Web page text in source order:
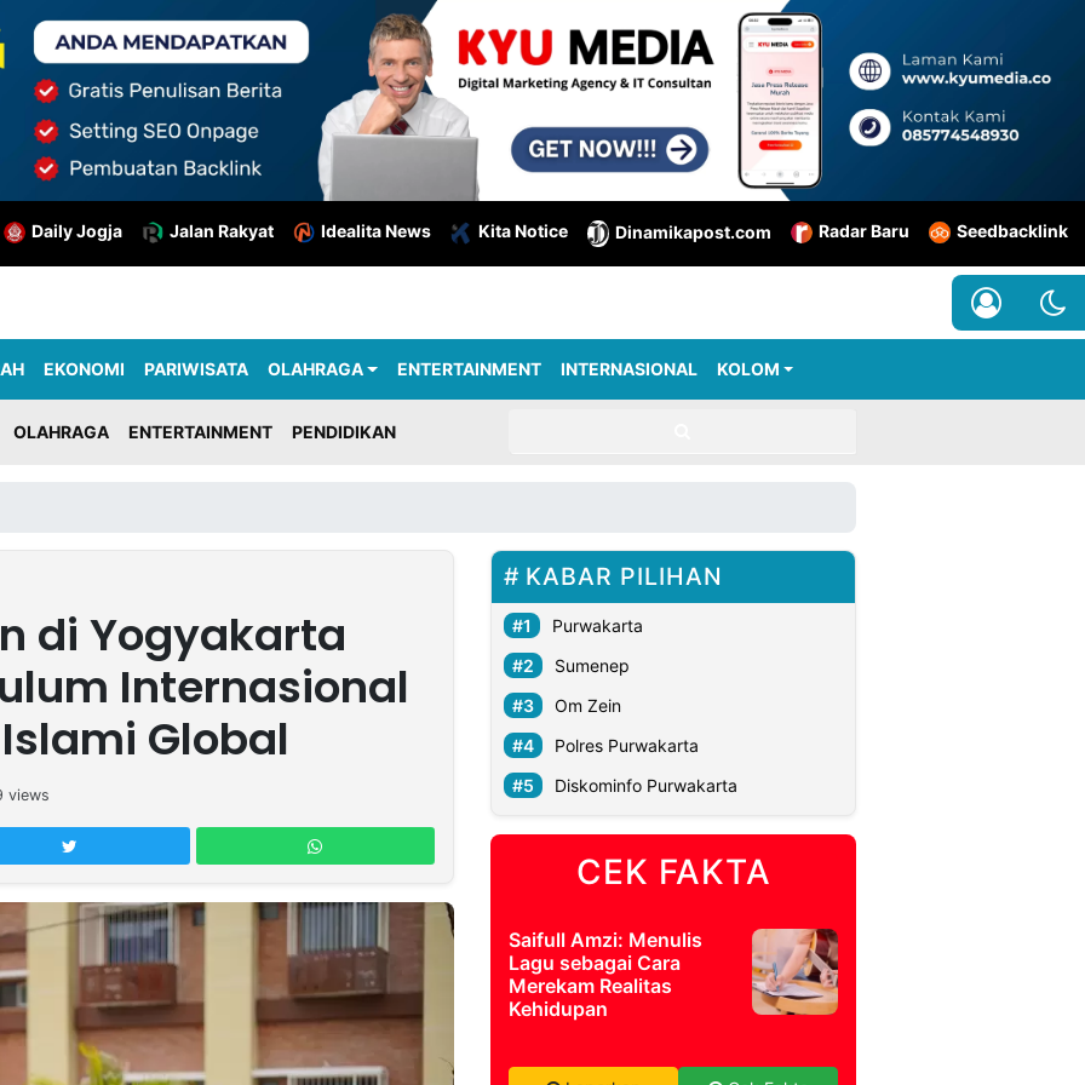
Daily Jogja Jalan Rakyat Idealita News Kita Notice Dinamikapost.com Radar Baru Seedbacklink
EKONOMI PARIWISATA OLAHRAGA ENTERTAINMENT INTERNASIONAL KOLOM
OLAHRAGA ENTERTAINMENT PENDIDIKAN
di Yogyakarta
Internasional
Global
views
KABAR PILIHAN
Purwakarta
Sumenep
Om Zein
Polres Purwakarta
Diskominfo Purwakarta
CEK FAKTA
Saifull Amzi: Menulis
Lagu sebagai Cara
Merekam Realitas
Kehidupan